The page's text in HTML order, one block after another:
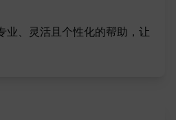
业、灵活且个性化的帮助，让